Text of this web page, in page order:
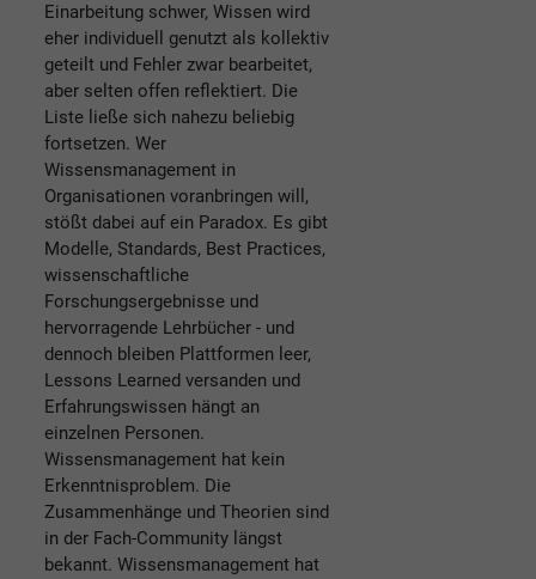
Einarbeitung schwer, Wissen wird
eher individuell genutzt als kollektiv
geteilt und Fehler zwar bearbeitet,
aber selten offen reflektiert. Die
Liste ließe sich nahezu beliebig
fortsetzen. Wer
Wissensmanagement in
Organisationen voranbringen will,
stößt dabei auf ein Paradox. Es gibt
Modelle, Standards, Best Practices,
wissenschaftliche
Forschungsergebnisse und
hervorragende Lehrbücher - und
dennoch bleiben Plattformen leer,
Lessons Learned versanden und
Erfahrungswissen hängt an
einzelnen Personen.
Wissensmanagement hat kein
Erkenntnisproblem. Die
Zusammenhänge und Theorien sind
in der Fach-Community längst
bekannt. Wissensmanagement hat